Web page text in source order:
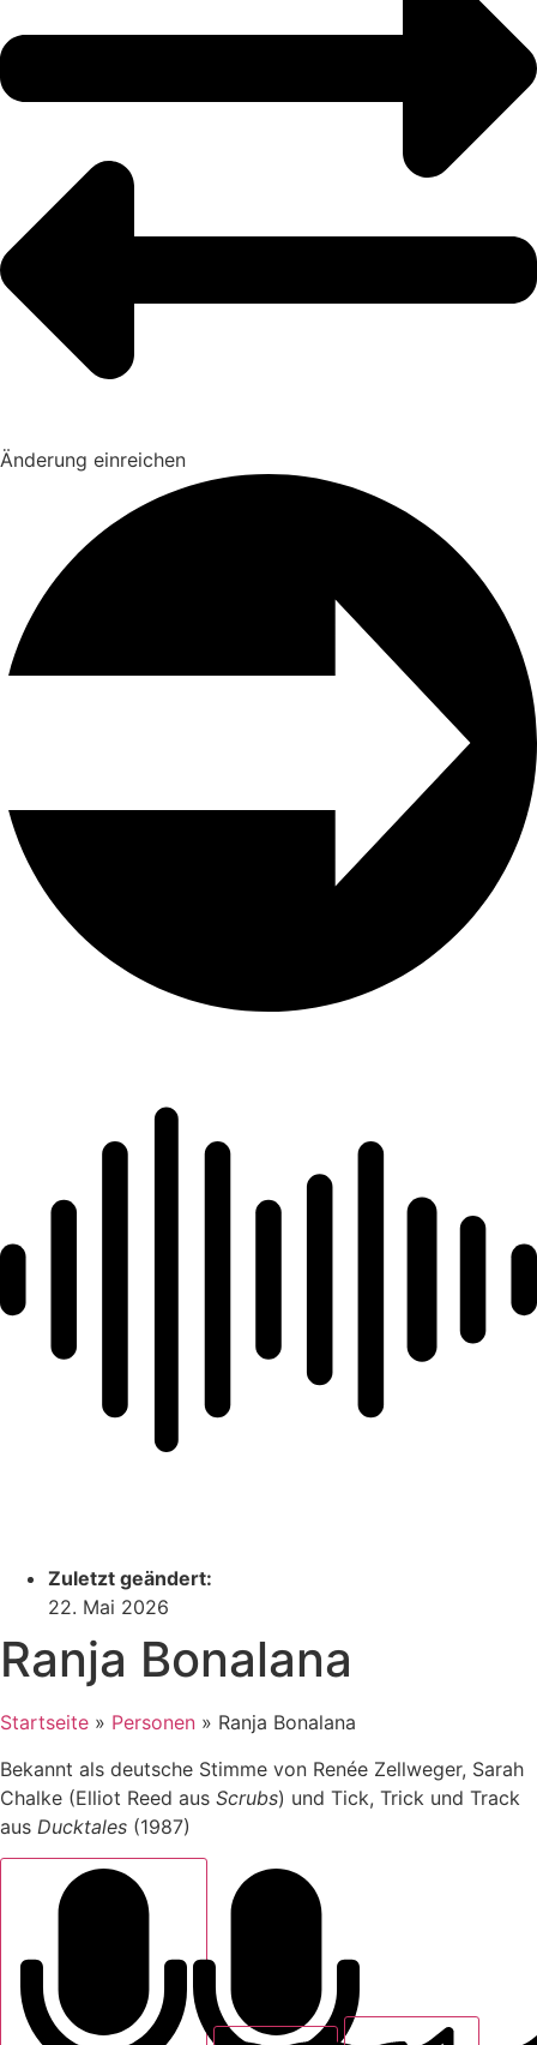
Änderung einreichen
Zuletzt geändert:
22. Mai 2026
Ranja Bonalana
Startseite » Personen » Ranja Bonalana
Bekannt als deutsche Stimme von Renée Zellweger, Sarah
Chalke (Elliot Reed aus Scrubs) und Tick, Trick und Track
aus Ducktales (1987)